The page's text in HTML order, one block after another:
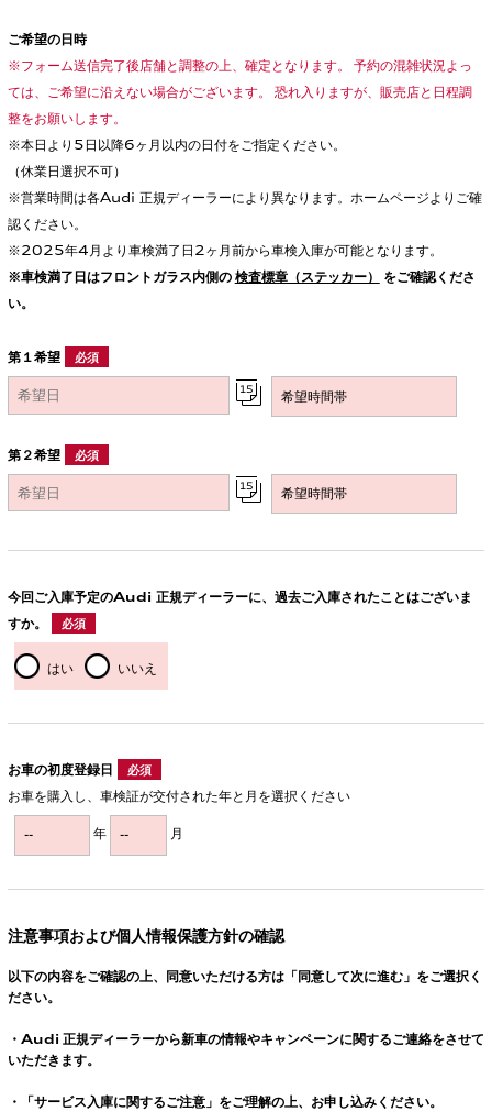
ご希望の日時
※フォーム送信完了後店舗と調整の上、確定となります。 予約の混雑状況よっ
ては、ご希望に沿えない場合がございます。 恐れ入りますが、販売店と日程調
整をお願いします。
※本日より5日以降6ヶ月以内の日付をご指定ください。
（休業日選択不可）
※営業時間は各Audi 正規ディーラーにより異なります。ホームページよりご確
認ください。
※2025年4月より車検満了日2ヶ月前から車検入庫が可能となります。
※車検満了日はフロントガラス内側の 検査標章（ステッカー）
をご確認くださ
い。
第１希望 必須
第２希望 必須
今回ご入庫予定のAudi 正規ディーラーに、過去ご入庫されたことはございま
すか。
必須
はい いいえ
お車の初度登録日 必須
お車を購入し、車検証が交付された年と月を選択ください
年 月
注意事項および個人情報保護方針の確認
以下の内容をご確認の上、同意いただける方は「同意して次に進む」をご選択く
ださい。
・ Audi 正規ディーラーから新車の情報やキャンペーンに関するご連絡をさせて
いただきます。
・「サービス入庫に関するご注意」をご理解の上、お申し込みください。